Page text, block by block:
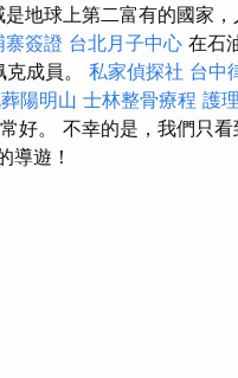
是地球上第二富有的國家
寨簽證 台北月子中心 在石
成員。 私家偵探社 台中
陽明山 士林整骨療程 護
好。 不幸的是，我們只
導遊！